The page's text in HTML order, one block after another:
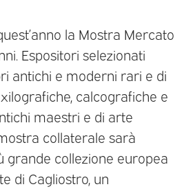
la Mostra Mercato
Espositori selezionati
antichi e moderni rari e di
calcografiche e
maestri e di arte
collaterale sarà
grande collezione europea
di Cagliostro, un